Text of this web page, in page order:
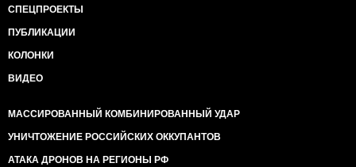
СПЕЦПРОЕКТЫ
ПУБЛИКАЦИИ
КОЛОНКИ
ВИДЕО
МАССИРОВАННЫЙ КОМБИНИРОВАННЫЙ УДАР
УНИЧТОЖЕНИЕ РОССИЙСКИХ ОККУПАНТОВ
АТАКА ДРОНОВ НА РЕГИОНЫ РФ